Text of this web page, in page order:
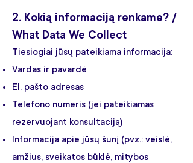
2. Kokią informaciją renkame? /
What Data We Collect
Tiesiogiai jūsų pateikiama informacija:
Vardas ir pavardė
El. pašto adresas
Telefono numeris (jei pateikiamas
rezervuojant konsultaciją)
Informacija apie jūsų šunį (pvz.: veislė,
amžius, sveikatos būklė, mitybos